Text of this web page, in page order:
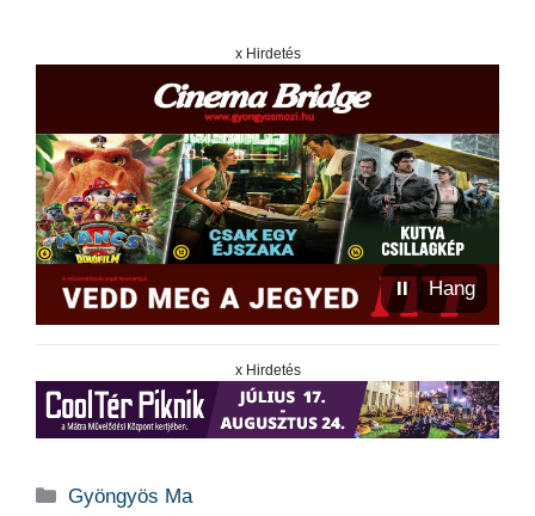
x Hirdetés
⏸ Hang
x Hirdetés
Kategória
Gyöngyös Ma